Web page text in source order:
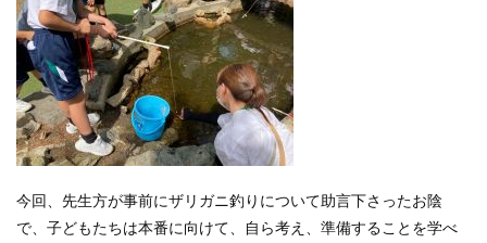
今回、先生方が事前にザリガニ釣りについて助言下さったお陰
で、子どもたちは本番に向けて、自ら考え、準備することを学べ